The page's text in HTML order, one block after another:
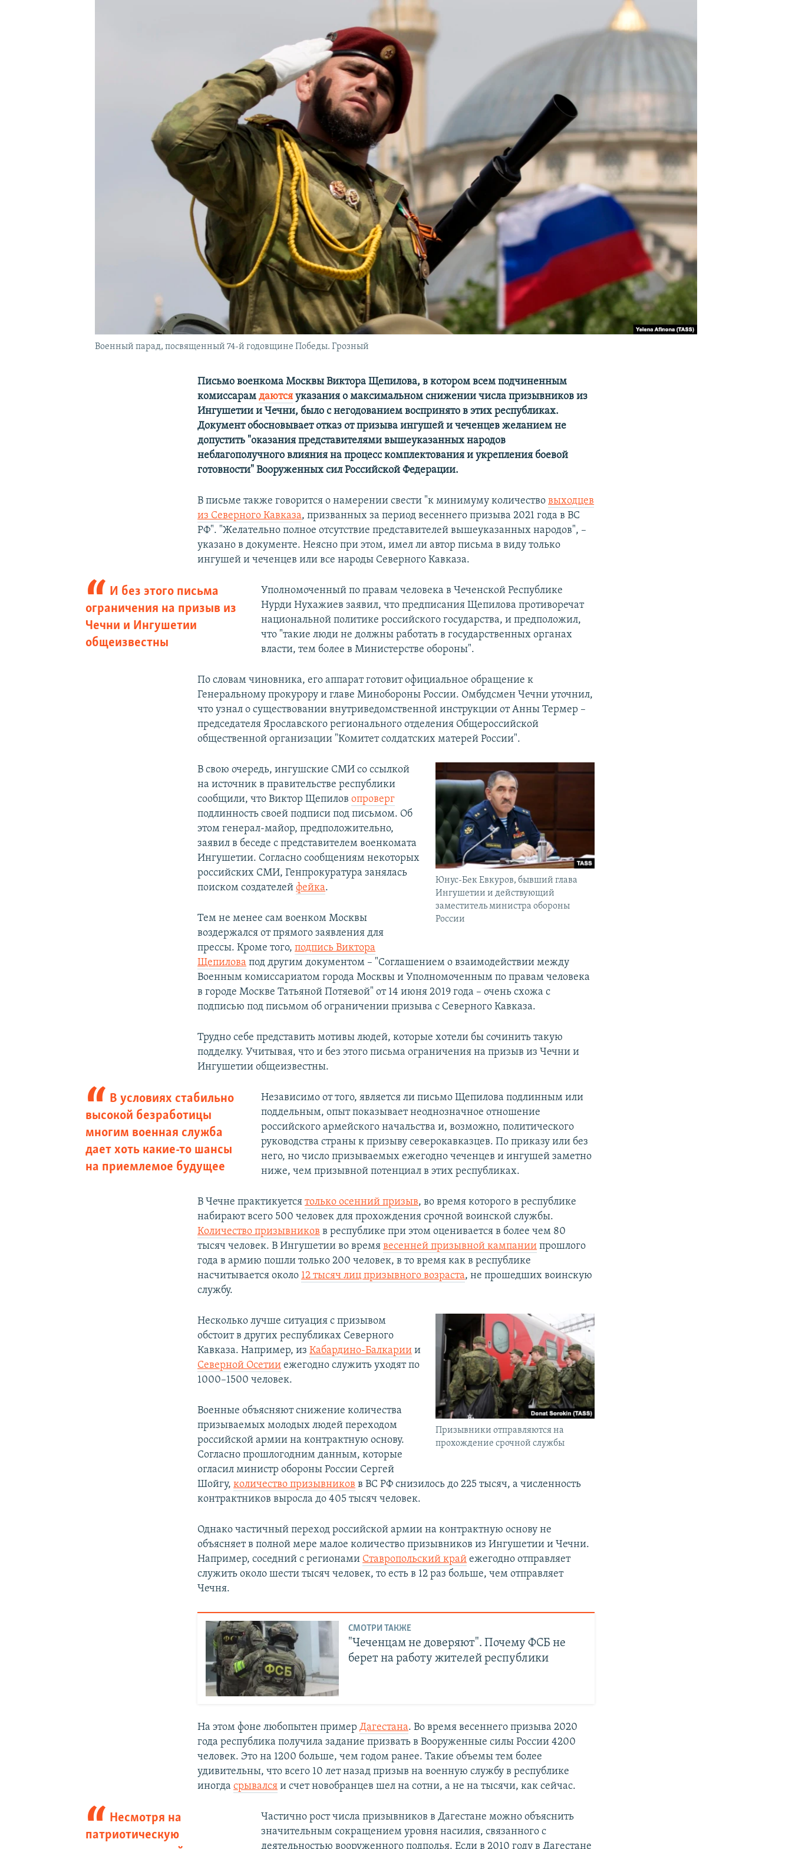
Военный парад, посвященный 74-й годовщине Победы. Грозный
Письмо военкома Москвы Виктора Щепилова, в котором всем подчиненным
комиссарамдаются указания о максимальном снижении числа призывников из
Ингушетии и Чечни, было с негодованием воспринято в этих республиках.
Документ обосновывает отказ от призыва ингушей и чеченцев желанием не
допустить "оказания представителями вышеуказанных народов
неблагополучного влияния на процесс комплектования и укрепления боевой
готовности" Вооруженных сил Российской Федерации.
В письме также говорится о намерении свести "к минимуму количествовыходцев
из Северного Кавказа, призванных за период весеннего призыва 2021 года в ВС
РФ". "Желательно полное отсутствие представителей вышеуказанных народов", –
указано в документе. Неясно при этом, имел ли автор письма в виду только
ингушей и чеченцев или все народы Северного Кавказа.
И без этого письма
ограничения на призыв из
Чечни и Ингушетии
общеизвестны
Уполномоченный по правам человека в Чеченской Республике
Нурди Нухажиев заявил, что предписания Щепилова противоречат
национальной политике российского государства, и предположил,
что "такие люди не должны работать в государственных органах
власти, тем более в Министерстве обороны".
По словам чиновника, его аппарат готовит официальное обращение к
Генеральному прокурору и главе Минобороны России. Омбудсмен Чечни уточнил,
что узнал о существовании внутриведомственной инструкции от Анны Термер –
председателя Ярославского регионального отделения Общероссийской
общественной организации "Комитет солдатских матерей России".
Юнус-Бек Евкуров, бывший глава
Ингушетии и действующий
заместитель министра обороны
России
В свою очередь, ингушские СМИ со ссылкой
на источник в правительстве республики
сообщили, что Виктор Щепиловопроверг
подлинность своей подписи под письмом. Об
этом генерал-майор, предположительно,
заявил в беседе с представителем военкомата
Ингушетии. Согласно сообщениям некоторых
российских СМИ, Генпрокуратура занялась
поиском создателейфейка.
Тем не менее сам военком Москвы
воздержался от прямого заявления для
прессы. Кроме того,подпись Виктора
Щепилова под другим документом – "Соглашением о взаимодействии между
Военным комиссариатом города Москвы и Уполномоченным по правам человека
в городе Москве Татьяной Потяевой" от 14 июня 2019 года – очень схожа с
подписью под письмом об ограничении призыва с Северного Кавказа.
Трудно себе представить мотивы людей, которые хотели бы сочинить такую
подделку. Учитывая, что и без этого письма ограничения на призыв из Чечни и
Ингушетии общеизвестны.
В условиях стабильно
высокой безработицы
многим военная служба
дает хоть какие-то шансы
на приемлемое будущее
Независимо от того, является ли письмо Щепилова подлинным или
поддельным, опыт показывает неоднозначное отношение
российского армейского начальства и, возможно, политического
руководства страны к призыву северокавказцев. По приказу или без
него, но число призываемых ежегодно чеченцев и ингушей заметно
ниже, чем призывной потенциал в этих республиках.
В Чечне практикуетсятолько осенний призыв, во время которого в республике
набирают всего 500 человек для прохождения срочной воинской службы.
Количество призывников в республике при этом оценивается в более чем 80
тысяч человек. В Ингушетии во времявесенней призывной кампании прошлого
года в армию пошли только 200 человек, в то время как в республике
насчитывается около 12 тысяч лиц призывного возраста, не прошедших воинскую
службу.
Призывники отправляются на
прохождение срочной службы
Несколько лучше ситуация с призывом
обстоит в других республиках Северного
Кавказа. Например, изКабардино-Балкарии и
Северной Осетии ежегодно служить уходят по
1000–1500 человек.
Военные объясняют снижение количества
призываемых молодых людей переходом
российской армии на контрактную основу.
Согласно прошлогодним данным, которые
огласил министр обороны России Сергей
Шойгу,количество призывников в ВС РФ снизилось до 225 тысяч, а численность
контрактников выросла до 405 тысяч человек.
Однако частичный переход российской армии на контрактную основу не
объясняет в полной мере малое количество призывников из Ингушетии и Чечни.
Например, соседний с регионами Ставропольский край ежегодно отправляет
служить около шести тысяч человек, то есть в 12 раз больше, чем отправляет
Чечня.
СМОТРИ ТАКЖЕ
"Чеченцам не доверяют". Почему ФСБ не
берет на работу жителей республики
На этом фоне любопытен примерДагестана. Во время весеннего призыва 2020
года республика получила задание призвать в Вооруженные силы России 4200
человек. Это на 1200 больше, чем годом ранее. Такие объемы тем более
удивительны, что всего 10 лет назад призыв на военную службу в республике
иногдасрывался и счет новобранцев шел на сотни, а не на тысячи, как сейчас.
Несмотря на
патриотическую
Частично рост числа призывников в Дагестане можно объяснить
значительным сокращением уровня насилия, связанного с
деятельностью вооруженного подполья. Если в 2010 году в Дагестане